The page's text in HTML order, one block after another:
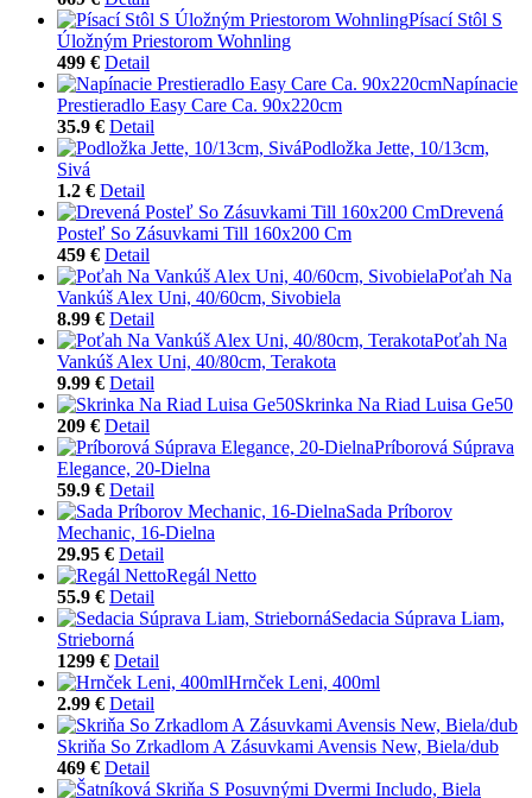
Písací Stôl S
Úložným Priestorom Wohnling
499 € Detail
Napínacie
Prestieradlo Easy Care Ca. 90x220cm
35.9 € Detail
Podložka Jette, 10/13cm,
Sivá
1.2 € Detail
Drevená
Posteľ So Zásuvkami Till 160x200 Cm
459 € Detail
Poťah Na
Vankúš Alex Uni, 40/60cm, Sivobiela
8.99 € Detail
Poťah Na
Vankúš Alex Uni, 40/80cm, Terakota
9.99 € Detail
Skrinka Na Riad Luisa Ge50
209 € Detail
Príborová Súprava
Elegance, 20-Dielna
59.9 € Detail
Sada Príborov
Mechanic, 16-Dielna
29.95 € Detail
Regál Netto
55.9 € Detail
Sedacia Súprava Liam,
Strieborná
1299 € Detail
Hrnček Leni, 400ml
2.99 € Detail
Skriňa So Zrkadlom A Zásuvkami Avensis New, Biela/dub
469 € Detail